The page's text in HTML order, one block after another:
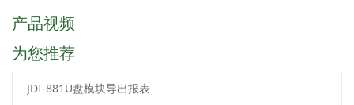
产品视频
为您推荐
JDI-881U盘模块导出报表